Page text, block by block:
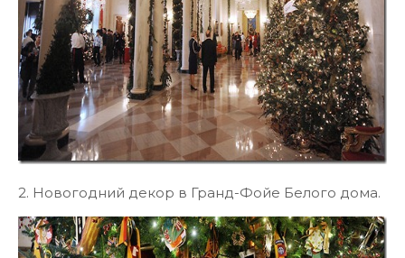
2. Новогодний декор в Гранд-Фойе Белого дома.